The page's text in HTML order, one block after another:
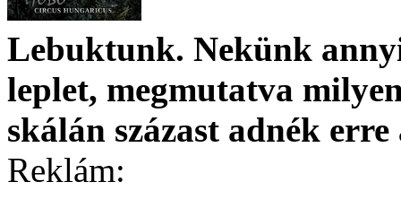
Lebuktunk. Nekünk
leplet, megmutatva
skálán százast adnék erre
Reklám: